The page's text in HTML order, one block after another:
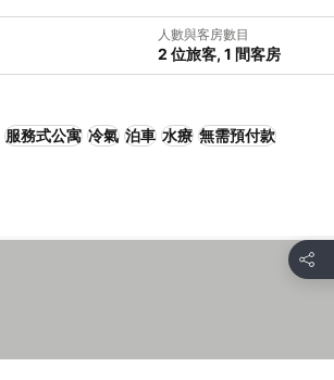
人數與客房數目
2 位旅客, 1 間客房
服務式公寓 冷氣 泊車 水療 無需預付款
分享